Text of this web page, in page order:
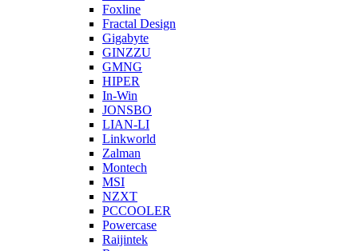
Foxline
Fractal Design
Gigabyte
GINZZU
GMNG
HIPER
In-Win
JONSBO
LIAN-LI
Linkworld
Zalman
Montech
MSI
NZXT
PCCOOLER
Powercase
Raijintek